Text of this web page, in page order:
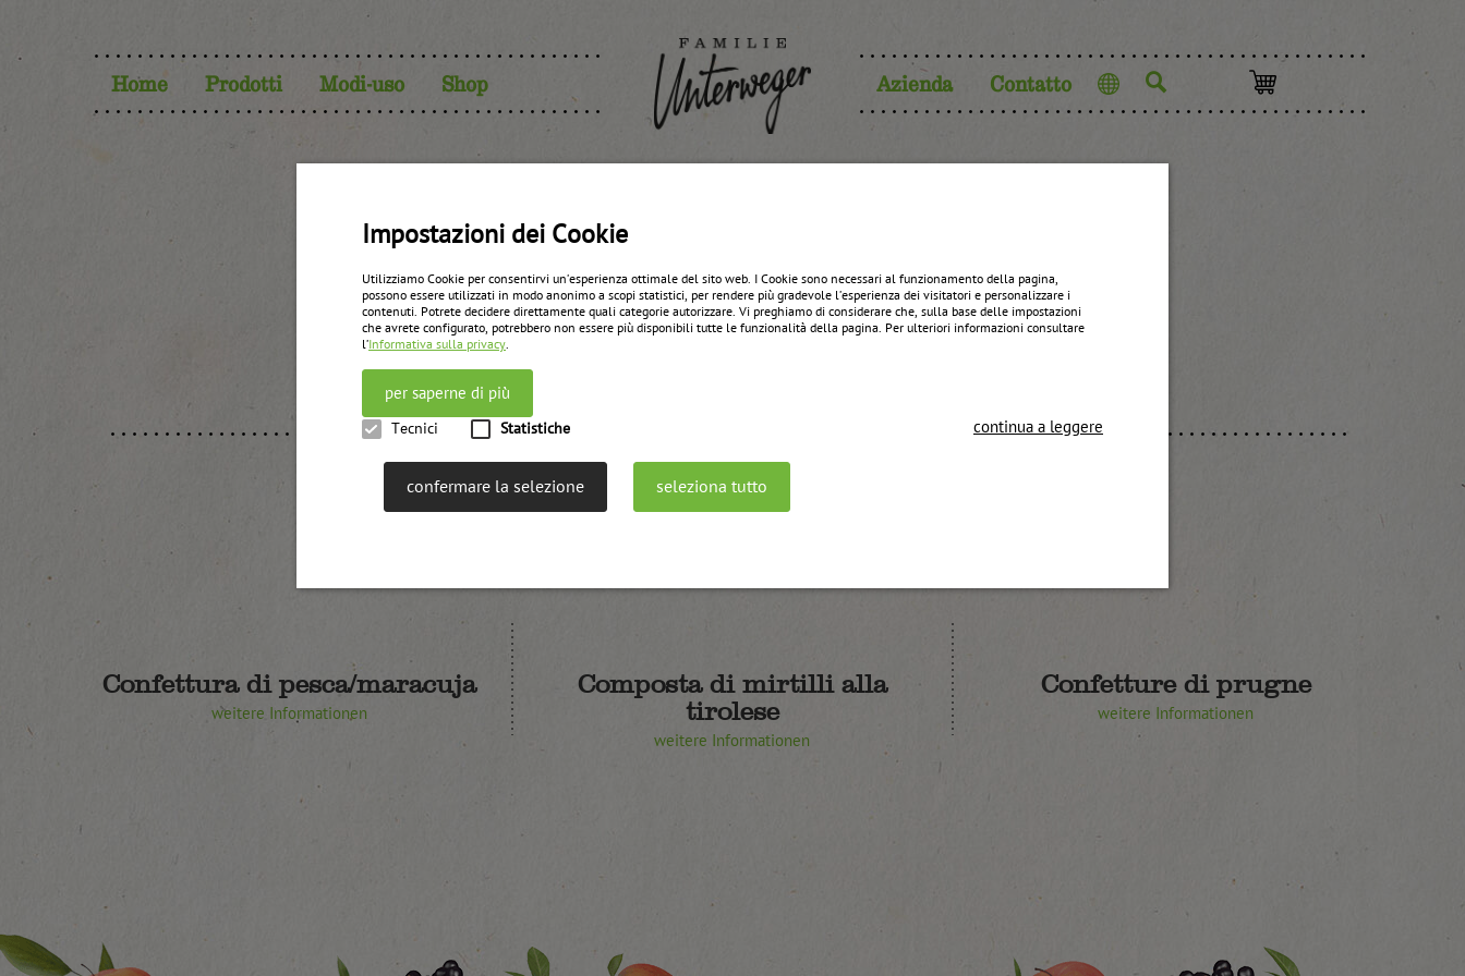
Impostazioni dei Cookie
Utilizziamo Cookie per consentirvi un’esperienza ottimale del sito web. I Cookie sono necessari al funzionamento della pagina,
possono essere utilizzati in modo anonimo a scopi statistici, per rendere più gradevole l’esperienza dei visitatori e personalizzare i
contenuti. Potrete decidere direttamente quali categorie autorizzare. Vi preghiamo di considerare che, sulla base delle impostazioni
che avrete configurato, potrebbero non essere più disponibili tutte le funzionalità della pagina. Per ulteriori informazioni consultare
l’Informativa sulla privacy.
per saperne di più
Tecnici Statistiche continua a leggere
confermare la selezione seleziona tutto
Home Prodotti Modi-uso Shop Azienda Contatto Lingua
Bernhard Lukasser
Confettura di pesca/maracuja
weitere Informationen
Composta di mirtilli alla
tirolese
weitere Informationen
Confetture di prugne
weitere Informationen